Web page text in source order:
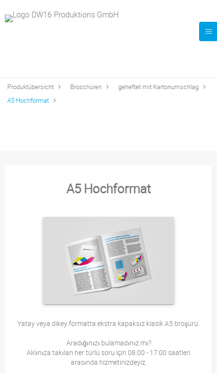
Produktübersicht Broschüren
geheftet mit Kartonumschlag
A5 Hochformat
A5 Hochformat
Yatay veya dikey formatta ekstra kapaksız klasik A5 broşürü.
Aradığınızı bulamadınız mı?
Aklınıza takılan her türlü soru için 08:00 - 17:00 saatleri
arasında hizmetinizdeyiz.